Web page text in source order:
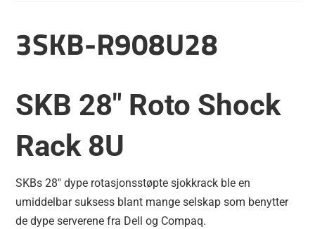
3SKB-R908U28
SKB 28″ Roto Shock
Rack 8U
SKBs 28″ dype rotasjonsstøpte sjokkrack ble en
umiddelbar suksess blant mange selskap som benytter
de dype serverene fra Dell og Compaq.